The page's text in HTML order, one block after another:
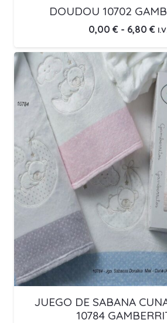
DOUDOU 10702
0,00 € - 6,80 €
de
JUEGO DE SABANA
10784